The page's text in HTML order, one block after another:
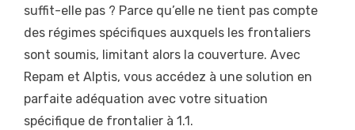
suffit-elle pas ? Parce qu’elle ne tient pas compte
des régimes spécifiques auxquels les frontaliers
sont soumis, limitant alors la couverture. Avec
Repam et Alptis, vous accédez à une solution en
parfaite adéquation avec votre situation
spécifique de frontalier à 1.1.